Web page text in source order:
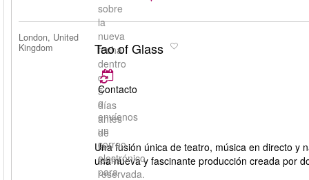
sobre
la
nueva
fecha
dentro
de
5
días
antes
de
la
fecha
reservada.
London, United
Kingdom
Tao of Glass
Contacto
o
envíenos
un
correo
electrónico
para
Una fusión única de teatro, música en directo y
una nueva y fascinante producción creada por